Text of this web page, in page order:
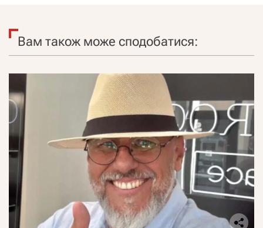
Вам також може сподобатися: